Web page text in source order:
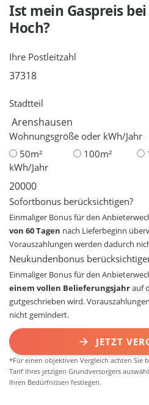
Ist mein Gaspreis bei
Hoch?
Ihre Postleitzahl
Stadtteil
Wohnungsgröße oder kWh/Jahr
50m²
100m²
kWh/Jahr
Sofortbonus berücksichtigen?
Einmaliger Bonus für den
von 60 Tagen nach Lieferbeginn
Vorauszahlungen werden dadurch
Neukundenbonus
Einmaliger Bonus für den
einem vollen Belieferungsjahrauf
gutgeschrieben wird.
nicht gemindert.
JETZT
*Für einen objektiven Vergleich achten Sie
Tarif Ihres jetzigen Grundversorgers
Ihren Bedürfnissen festlegen.